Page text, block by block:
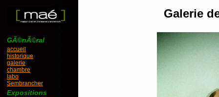
GÃ©nÃ©ral
accueil
historique
galerie
chambre
labo
Sembrancher
Expositions
Galerie